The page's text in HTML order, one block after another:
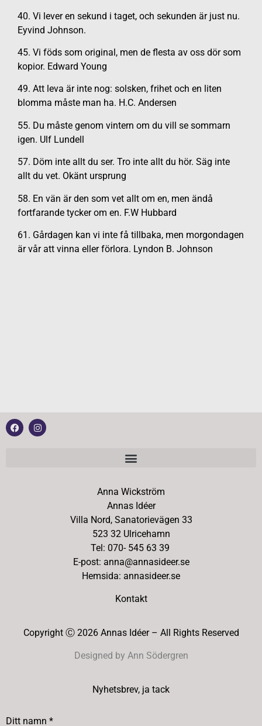
40. Vi lever en sekund i taget, och sekunden är just nu.
Eyvind Johnson.
45. Vi föds som original, men de flesta av oss dör som
kopior. Edward Young
49. Att leva är inte nog: solsken, frihet och en liten
blomma måste man ha. H.C. Andersen
55. Du måste genom vintern om du vill se sommarn
igen. Ulf Lundell
57. Döm inte allt du ser. Tro inte allt du hör. Säg inte
allt du vet. Okänt ursprung
58. En vän är den som vet allt om en, men ändå
fortfarande tycker om en. F.W Hubbard
61. Gårdagen kan vi inte få tillbaka, men morgondagen
är vår att vinna eller förlora. Lyndon B. Johnson
Anna Wickström
Annas Idéer
Villa Nord, Sanatorievägen 33
523 32 Ulricehamn
Tel: 070- 545 63 39
E-post: anna@annasideer.se
Hemsida: annasideer.se
Kontakt
Copyright Ⓒ 2026 Annas Idéer – All Rights Reserved
Designed by Ann Södergren
Nyhetsbrev, ja tack
Ditt namn *